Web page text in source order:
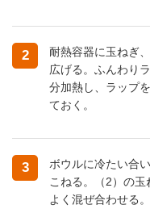
2
耐熱容器に玉ねぎ
広げる。ふんわり
分加熱し、ラップ
ておく。
3
ボウルに冷たい合
こねる。（2）の
よく混ぜ合わせる